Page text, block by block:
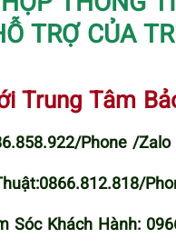
TRỢ CỦA
Trung Tâm
/Phone /Zalo
0866.812.818/
Sóc Khách Hành: